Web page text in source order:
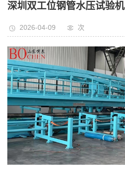
深圳双工位钢管水压试验机
2026-04-09 次